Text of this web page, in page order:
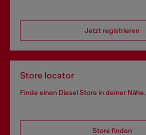
Jetzt registrieren
Store locator
Finde einen Diesel Store in deiner Nähe.
Store finden